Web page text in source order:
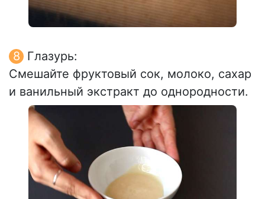
Глазурь:
Смешайте фруктовый сок, молоко, сахар
и ванильный экстракт до однородности.